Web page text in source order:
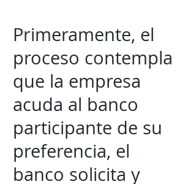
Primeramente, el
proceso contempla
que la empresa
acuda al banco
participante de su
preferencia, el
banco solicita y